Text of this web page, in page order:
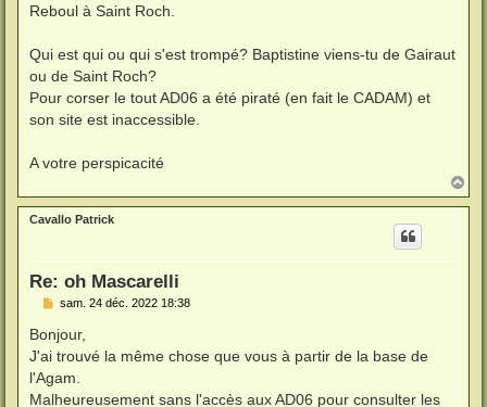
Reboul à Saint Roch.
Qui est qui ou qui s'est trompé? Baptistine viens-tu de Gairaut
ou de Saint Roch?
Pour corser le tout AD06 a été piraté (en fait le CADAM) et
son site est inaccessible.
A votre perspicacité
a
u
Cavallo Patrick
Re: oh Mascarelli
M
s
s
a
g
e
sam. 24 déc. 2022 18:38
Bonjour,
J'ai trouvé la même chose que vous à partir de la base de
l'Agam.
Malheureusement sans l'accès aux AD06 pour consulter les